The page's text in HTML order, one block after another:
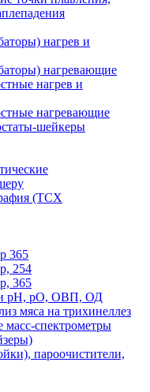
нагрев и
нагревающие
нагрев и
нагревающие
шейкеры
(ТСХ
365
254
365
рН, рО, ОВП, ОД
мяса на трихинеллез
спектрометры
пароочистители,